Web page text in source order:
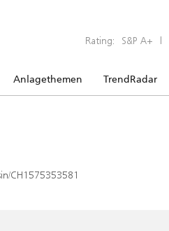
Rating: S&P A+ |
Anlagethemen TrendRadar
CH1575353581